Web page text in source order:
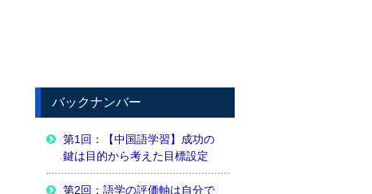
バックナンバー
第1回：【中国語学習】成功の
鍵は目的から考えた目標設定
第2回：語学の評価軸は自分で